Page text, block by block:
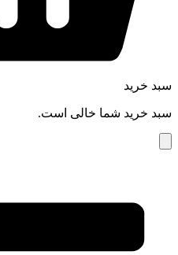
سبد خرید
سبد خرید شما خالی است.